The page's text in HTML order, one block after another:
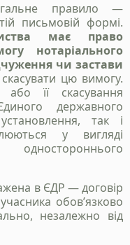
правило —
письмовій формі.
має право
нотаріального
чи застави
цю вимогу.
її скасування
державного
так і
у вигляді
одностороннього
в ЄДР — договір
обов’язково
незалежно від